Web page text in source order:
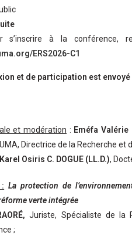
s’inscrire à la conférence,
ERS2026-C1
et de participation est
et modération : Eméfa Valérie
Directrice de la Recherche
Osiris C. DOGUE (LL.D.),
La protection de
verte intégrée
Juriste, Spécialiste de la
;